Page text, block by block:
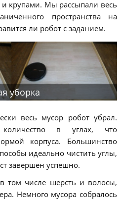
крупами. Мы рассыпали весь
пространства на
ли робот с заданием.
уборка
весь мусор робот убрал.
в углах, что
корпуса. Большинство
идеально чистить углы,
завершен успешно.
том числе шерсть и волосы,
Немного мусора собралось